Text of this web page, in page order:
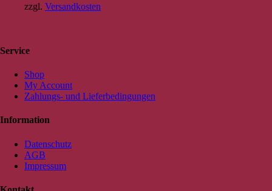
zzgl. Versandkosten
Service
Shop
My Account
Zahlungs- und Lieferbedingungen
Information
Datenschutz
AGB
Impressum